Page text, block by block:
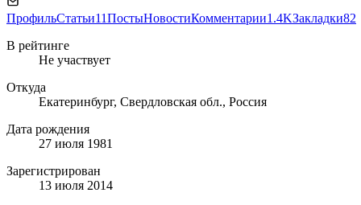
ПрофильСтатьи11ПостыНовостиКомментарии1.4KЗакладки82
В рейтинге
Не участвует
Откуда
Екатеринбург, Свердловская обл., Россия
Дата рождения
27 июля 1981
Зарегистрирован
13 июля 2014